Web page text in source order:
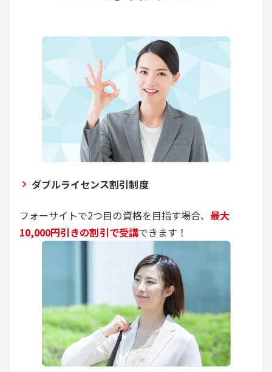
ダブルライセンス割引制度
フォーサイトで2つ目の資格を目指す場合、 最大
10,000円引きの割引で受講できます！